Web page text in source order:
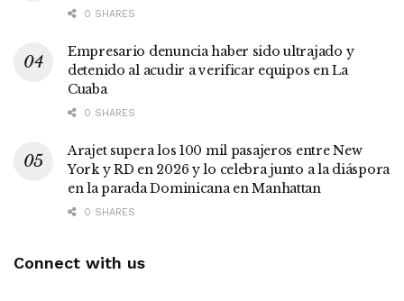
0 SHARES
Empresario denuncia haber sido ultrajado y
detenido al acudir a verificar equipos en La
Cuaba
0 SHARES
Arajet supera los 100 mil pasajeros entre New
York y RD en 2026 y lo celebra junto a la diáspora
en la parada Dominicana en Manhattan
0 SHARES
Connect with us